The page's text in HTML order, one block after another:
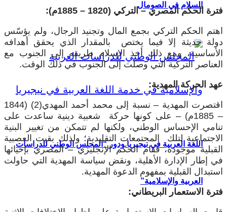
السلام في الصومال
اللغة العربية في نيجيريا ودور “المجلس الوطني للدراسات
العربية والإسلامية”
فترة الحكم المصري – التركي (1820 – 1885م):
اهتم الحكم التركي بجمع المال وتجنيد الرجال، ولم يؤسّس
دولة حديثة إلا فيما يختص بالمقدار الذي يحقق أهدافه
الأساسية، ومع ذلك أخذ الإسلام طريقه إلى الجنوب مع
العناصر التركية التي وصلت إلى الجنوب في ذلك الوقت.
عهد الحركة المهدية:
اقتصرت المهدية – نسبة إلى محمد أحمد المهدي(2) (1844
– 1885م) – على كونها حركة شعبية دينية ساعدت على
تنامي الإحساس الوطني، ولكنها لم تتمكن من تغيير البنية
الاجتماعية لتلك المجتمعات التقليدية؛ ولذلك بقيت العصبية
القبلية موجودة، فقام الحكم الإنجليزي – المصري بإحيائها
في إطار الإدارة الأهلية، ونقض سياسة المهدية التي حاولت
استبدال القبلية بمفهوم الدعوة المهدية.
فترة الاستعمار البريطاني: